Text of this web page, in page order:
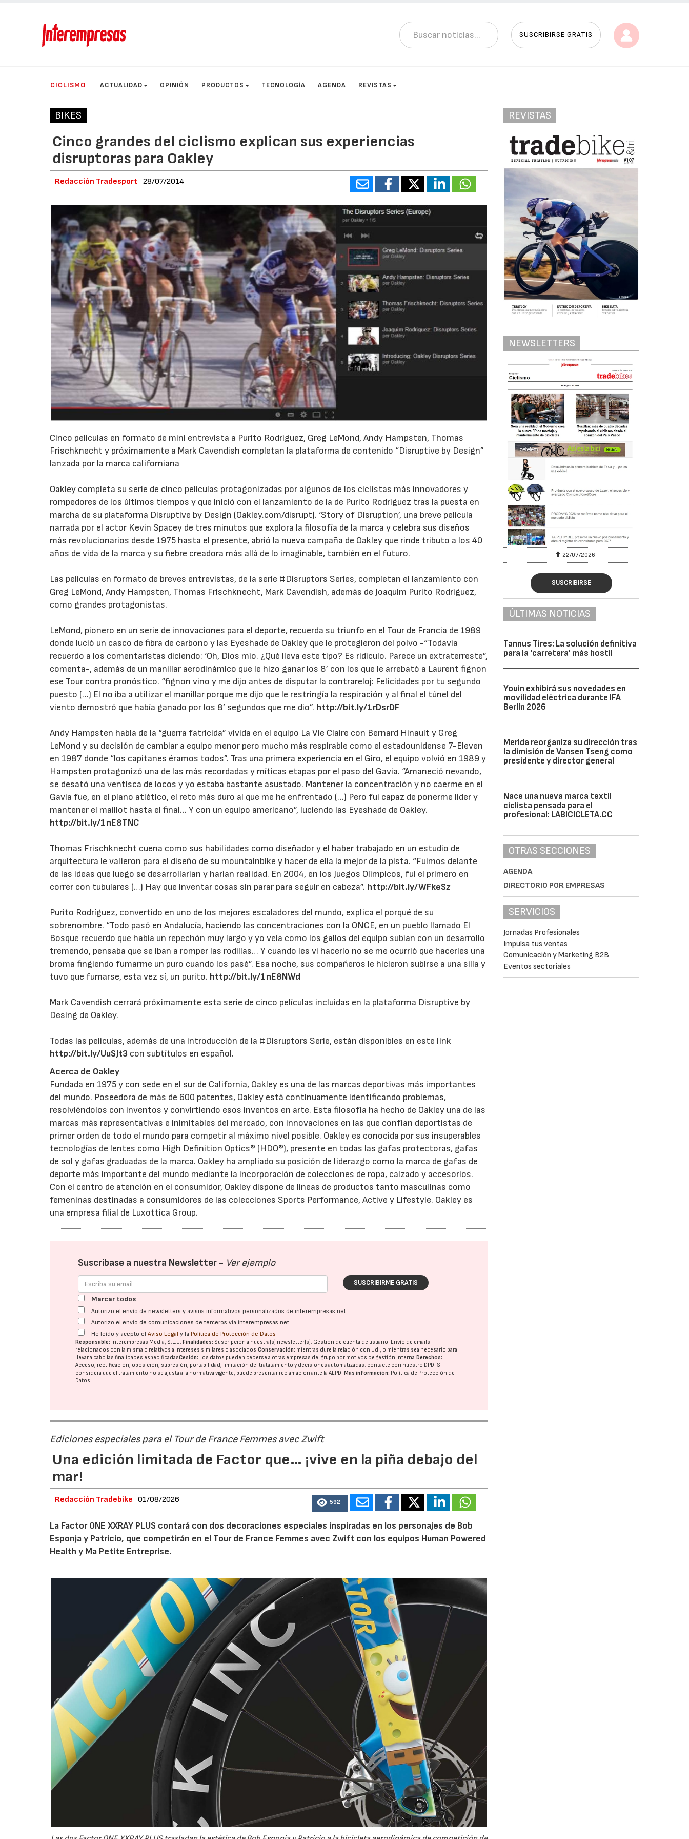
SUSCRIBIRSE GRATIS
CICLISMO ACTUALIDAD OPINIÓN PRODUCTOS TECNOLOGÍA AGENDA REVISTAS
BIKES
Cinco grandes del ciclismo explican sus experiencias
disruptoras para Oakley
Redacción Tradesport 28/07/2014
Cinco películas en formato de mini entrevista a Purito Rodríguez, Greg LeMond, Andy Hampsten, Thomas
Frischknecht y próximamente a Mark Cavendish completan la plataforma de contenido “Disruptive by Design”
lanzada por la marca californiana
Oakley completa su serie de cinco películas protagonizadas por algunos de los ciclistas más innovadores y
rompedores de los últimos tiempos y que inició con el lanzamiento de la de Purito Rodríguez tras la puesta en
marcha de su plataforma Disruptive by Design (Oakley.com/disrupt). ‘Story of Disruption’, una breve película
narrada por el actor Kevin Spacey de tres minutos que explora la filosofía de la marca y celebra sus diseños
más revolucionarios desde 1975 hasta el presente, abrió la nueva campaña de Oakley que rinde tributo a los 40
años de vida de la marca y su fiebre creadora más allá de lo imaginable, también en el futuro.
Las películas en formato de breves entrevistas, de la serie #Disruptors Series, completan el lanzamiento con
Greg LeMond, Andy Hampsten, Thomas Frischknecht, Mark Cavendish, además de Joaquim Purito Rodríguez,
como grandes protagonistas.
LeMond, pionero en un serie de innovaciones para el deporte, recuerda su triunfo en el Tour de Francia de 1989
donde lució un casco de fibra de carbono y las Eyeshade de Oakley que le protegieron del polvo -“Todavía
recuerdo a los comentaristas diciendo: ‘Oh, Dios mío. ¿Qué lleva este tipo? Es ridículo. Parece un extraterreste”,
comenta-, además de un manillar aerodinámico que le hizo ganar los 8’ con los que le arrebató a Laurent fignon
ese Tour contra pronóstico. “fignon vino y me dijo antes de disputar la contrareloj: Felicidades por tu segundo
puesto (…) El no iba a utilizar el manillar porque me dijo que le restringía la respiración y al final el túnel del
viento demostró que había ganado por los 8’ segundos que me dio”. http://bit.ly/1rDsrDF
Andy Hampsten habla de la “guerra fatricida” vivida en el equipo La Vie Claire con Bernard Hinault y Greg
LeMond y su decisión de cambiar a equipo menor pero mucho más respirable como el estadounidense 7-Eleven
en 1987 donde “los capitanes éramos todos”. Tras una primera experiencia en el Giro, el equipo volvió en 1989 y
Hampsten protagonizó una de las más recordadas y míticas etapas por el paso del Gavia. “Amaneció nevando,
se desató una ventisca de locos y yo estaba bastante asustado. Mantener la concentración y no caerme en el
Gavia fue, en el plano atlético, el reto más duro al que me he enfrentado (…) Pero fui capaz de ponerme líder y
mantener el maillot hasta el final… Y con un equipo americano”, luciendo las Eyeshade de Oakley.
http://bit.ly/1nE8TNC
Thomas Frischknecht cuena como sus habilidades como diseñador y el haber trabajado en un estudio de
arquitectura le valieron para el diseño de su mountainbike y hacer de ella la mejor de la pista. “Fuimos delante
de las ideas que luego se desarrollarían y harían realidad. En 2004, en los Juegos Olímpicos, fui el primero en
correr con tubulares (…) Hay que inventar cosas sin parar para seguir en cabeza”. http://bit.ly/WFkeSz
Purito Rodríguez, convertido en uno de los mejores escaladores del mundo, explica el porqué de su
sobrenombre. “Todo pasó en Andalucía, haciendo las concentraciones con la ONCE, en un pueblo llamado El
Bosque recuerdo que había un repechón muy largo y yo veía como los gallos del equipo subían con un desarrollo
tremendo, pensaba que se iban a romper las rodillas… Y cuando les vi hacerlo no se me ocurrió que hacerles una
broma fingiendo fumarme un puro cuando los pasé”. Esa noche, sus compañeros le hicieron subirse a una silla y
tuvo que fumarse, esta vez sí, un purito. http://bit.ly/1nE8NWd
Mark Cavendish cerrará próximamente esta serie de cinco películas incluidas en la plataforma Disruptive by
Desing de Oakley.
Todas las películas, además de una introducción de la #Disruptors Serie, están disponibles en este link
http://bit.ly/UuSJt3 con subtítulos en español.
Acerca de Oakley
Fundada en 1975 y con sede en el sur de California, Oakley es una de las marcas deportivas más importantes
del mundo. Poseedora de más de 600 patentes, Oakley está continuamente identificando problemas,
resolviéndolos con inventos y convirtiendo esos inventos en arte. Esta filosofía ha hecho de Oakley una de las
marcas más representativas e inimitables del mercado, con innovaciones en las que confían deportistas de
primer orden de todo el mundo para competir al máximo nivel posible. Oakley es conocida por sus insuperables
tecnologías de lentes como High Definition Optics® (HDO®), presente en todas las gafas protectoras, gafas
de sol y gafas graduadas de la marca. Oakley ha ampliado su posición de liderazgo como la marca de gafas de
deporte más importante del mundo mediante la incorporación de colecciones de ropa, calzado y accesorios.
Con el centro de atención en el consumidor, Oakley dispone de líneas de productos tanto masculinas como
femeninas destinadas a consumidores de las colecciones Sports Performance, Active y Lifestyle. Oakley es
una empresa filial de Luxottica Group.
Suscríbase a nuestra Newsletter - Ver ejemplo
SUSCRIBIRME GRATIS
Marcar todos
Autorizo el envío de newsletters y avisos informativos personalizados de interempresas.net
Autorizo el envío de comunicaciones de terceros vía interempresas.net
He leído y acepto elAviso Legal y la Política de Protección de Datos
Responsable: Interempresas Media, S.L.U. Finalidades: Suscripción a nuestra(s) newsletter(s). Gestión de cuenta de usuario. Envío de emails
relacionados con la misma o relativos a intereses similares o asociados.Conservación: mientras dure la relación con Ud., o mientras sea necesario para
llevar a cabo las finalidades especificadasCesión: Los datos pueden cederse a otras empresas del grupo por motivos de gestión interna. Derechos:
Acceso, rectificación, oposición, supresión, portabilidad, limitación del tratatamiento y decisiones automatizadas: contacte con nuestro DPD. Si
considera que el tratamiento no se ajusta a la normativa vigente, puede presentar reclamación ante laAEPD. Más información: Política de Protección de
Datos
Ediciones especiales para el Tour de France Femmes avec Zwift
Una edición limitada de Factor que… ¡vive en la piña debajo del
mar!
Redacción Tradebike 01/08/2026 592
La Factor ONE XXRAY PLUS contará con dos decoraciones especiales inspiradas en los personajes de Bob
Esponja y Patricio, que competirán en el Tour de France Femmes avec Zwift con los equipos Human Powered
Health y Ma Petite Entreprise.
REVISTAS
NEWSLETTERS
22/07/2026 22/07/2026
SUSCRIBIRSE
ÚLTIMAS NOTICIAS
Tannus Tires: La solución definitiva
para la 'carretera' más hostil
Youin exhibirá sus novedades en
movilidad eléctrica durante IFA
Berlín 2026
Merida reorganiza su dirección tras
la dimisión de Vansen Tseng como
presidente y director general
Nace una nueva marca textil
ciclista pensada para el
profesional: LABICICLETA.CC
OTRAS SECCIONES
AGENDA
DIRECTORIO POR EMPRESAS
SERVICIOS
Jornadas Profesionales
Impulsa tus ventas
Comunicación y Marketing B2B
Eventos sectoriales